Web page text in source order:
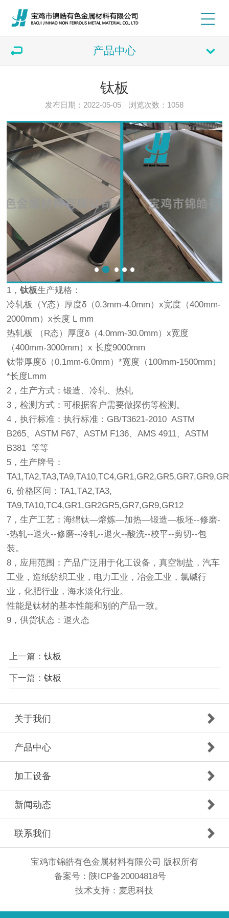
产品中心
钛板
发布日期：2022-05-05 浏览次数： 1058
1，钛板生产规格：
冷轧板（Y态）厚度δ（0.3mm-4.0mm）x宽度（400mm-
2000mm）x长度 L mm
热轧板 （R态）厚度δ（4.0mm-30.0mm）x宽度
（400mm-3000mm）x 长度9000mm
钛带厚度δ（0.1mm-6.0mm）*宽度（100mm-1500mm）
*长度Lmm
2，生产方式：锻造、冷轧、热轧
3，检测方式：可根据客户需要做探伤等检测。
4，执行标准：执行标准：GB/T3621-2010 ASTM
B265、ASTM F67、ASTM F136、AMS 4911、ASTM
B381 等等
5，生产牌号：
6, 价格区间：TA1,TA2,TA3,
TA9,TA10,TC4,GR1,GR2GR5,GR7,GR9,GR12
7，生产工艺：海绵钛—熔炼—加热—锻造—板坯--修磨-
-热轧--退火--修磨--冷轧--退火--酸洗--校平--剪切--包
装。
8，应用范围：产品广泛用于化工设备，真空制盐，汽车
工业，造纸纺织工业，电力工业，冶金工业，氯碱行
业，化肥行业，海水淡化行业。
性能是钛材的基本性能和别的产品一致。
9，供货状态：退火态
上一篇： 钛板
下一篇： 钛板
关于我们
产品中心
加工设备
新闻动态
联系我们
宝鸡市锦皓有色金属材料有限公司 版权所有
备案号： 陕ICP备20004818号
技术支持： 麦思科技